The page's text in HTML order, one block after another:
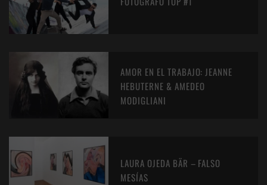
AMOR EN EL TRABAJO: JEANNE
HEBUTERNE & AMEDEO
MODIGLIANI
LAURA OJEDA BÄR – FALSO
MESÍAS